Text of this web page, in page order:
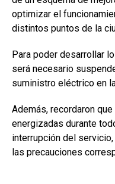
optimizar el
distintos puntos de la
Para poder desarrollar
será necesario
suministro eléctrico en
Además, recordaron
energizadas durante
interrupción del
las precauciones